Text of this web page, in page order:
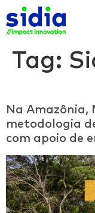
Tag:
Na Amazônia,
metodologia
com apoio de